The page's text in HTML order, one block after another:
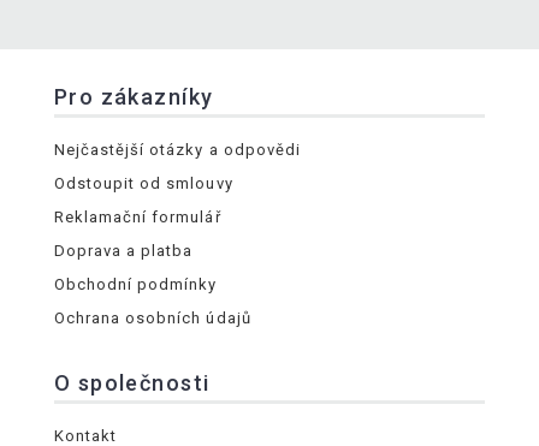
Pro zákazníky
Nejčastější otázky a odpovědi
Odstoupit od smlouvy
Reklamační formulář
Doprava a platba
Obchodní podmínky
Ochrana osobních údajů
O společnosti
Kontakt